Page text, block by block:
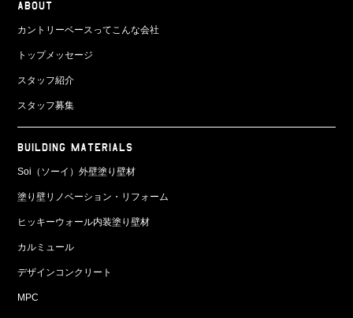
ABOUT
カントリーベースってこんな会社
トップメッセージ
スタッフ紹介
スタッフ募集
BUILDING MATERIALS
Soi（ソーイ）外壁塗り壁材
塗り壁リノベーション・リフォーム
ヒッキーウォール内装塗り壁材
カルミュール
デザインコンクリート
MPC